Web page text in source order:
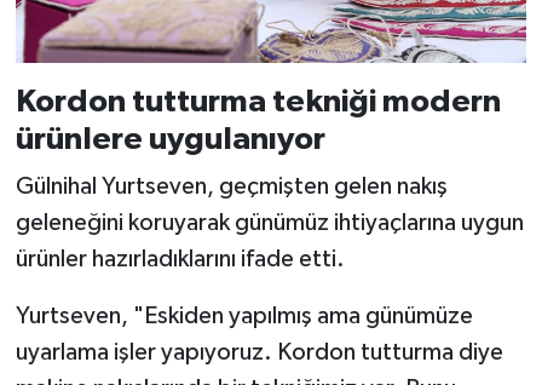
Kordon tutturma tekniği modern
ürünlere uygulanıyor
Gülnihal Yurtseven, geçmişten gelen nakış
geleneğini koruyarak günümüz ihtiyaçlarına uygun
ürünler hazırladıklarını ifade etti.
Yurtseven, "Eskiden yapılmış ama günümüze
uyarlama işler yapıyoruz. Kordon tutturma diye